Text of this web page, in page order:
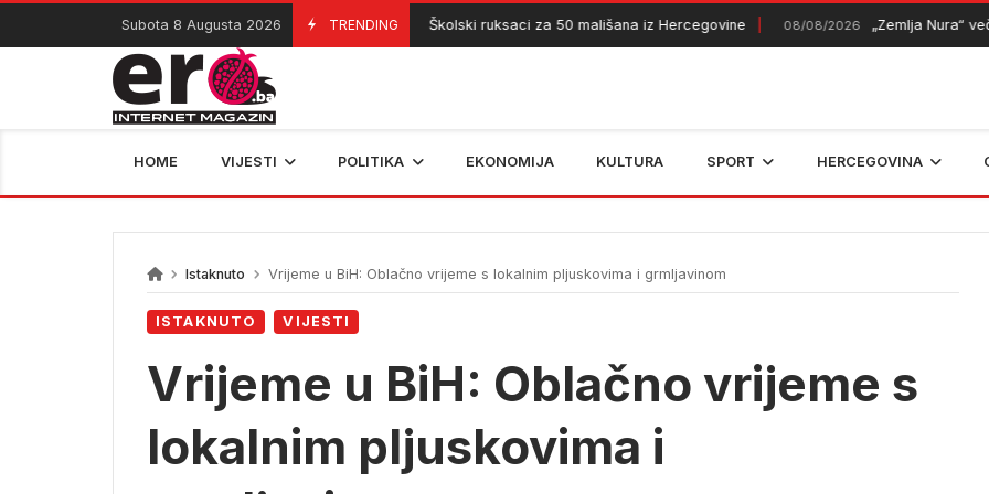
Skip
content
Subota 8 Augusta 2026 TRENDING
08/08/2026 Školski ruksaci za 50 mališana iz Hercegovine 08/08/2026 „Zemlja Nura“
HOME VIJESTI POLITIKA EKONOMIJA KULTURA SPORT HERCEGOVINA
Istaknuto Vrijeme u BiH: Oblačno vrijeme s lokalnim pljuskovima i grmljavinom
ISTAKNUTO VIJESTI
Vrijeme u BiH: Oblačno vrijeme s
lokalnim pljuskovima i